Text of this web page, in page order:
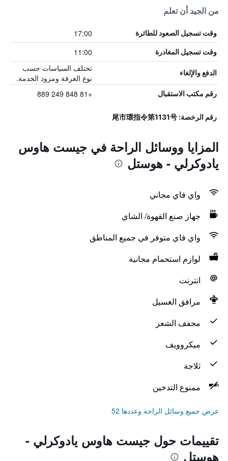
من الجيد أن تعلم
وقت تسجيل الصعود للطائرة 17:00
وقت تسجيل المغادرة 11:00
الدفع والإلغاء
تختلف السياسات حسب
نوع الغرفة ومزود الخدمة.
رقم مكتب الاستقبال +81 848 249 889
رقم الرخصة: 尾市環指令第1131号
المزايا ووسائل الراحة في جيست هاوس
يادوكرلي - هوستل
واي فاي مجاني
جهاز صنع القهوة/ الشاي
واي فاي متوفر في جميع المناطق
لوازم استحمام مجانية
انترنت
مرافق الغسيل
مجفف الشعر
ميكروويف
ثلاجة
ممنوع التدخين
عرض جميع وسائل الراحة وعددها 52
تقييمات حول جيست هاوس يادوكرلي -
هوستل